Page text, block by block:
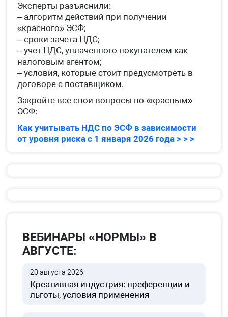
Эксперты разъяснили:
– алгоритм действий при получении
«красного» ЭСФ;
– сроки зачета НДС;
– учет НДС, уплаченного покупателем как
налоговым агентом;
– условия, которые стоит предусмотреть в
договоре с поставщиком.
Закройте все свои вопросы по «красным»
ЭСФ:
Как учитывать НДС по ЭСФ в зависимости
от уровня риска с 1 января 2026 года > > >
ВЕБИНАРЫ «НОРМЫ» В
АВГУСТЕ:
20 августа 2026
Креативная индустрия: преференции и
льготы, условия применения